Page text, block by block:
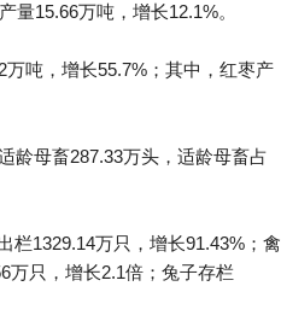
15.66万吨，增长12.1%。
吨，增长55.7%；其中，红枣产
龄母畜287.33万头，适龄母畜占
栏1329.14万只，增长91.43%；禽
万只，增长2.1倍；兔子存栏